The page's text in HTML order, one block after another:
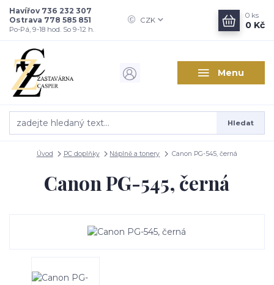
Menu
CZK
Hledat
Havířov 736 232 307
Ostrava 778 585 851
Po-Pá, 9-18 hod. So 9-12 h.
0 ks
0 Kč
Úvod PC doplňky Náplně a tonery Canon PG-545, černá
Canon PG-545, černá